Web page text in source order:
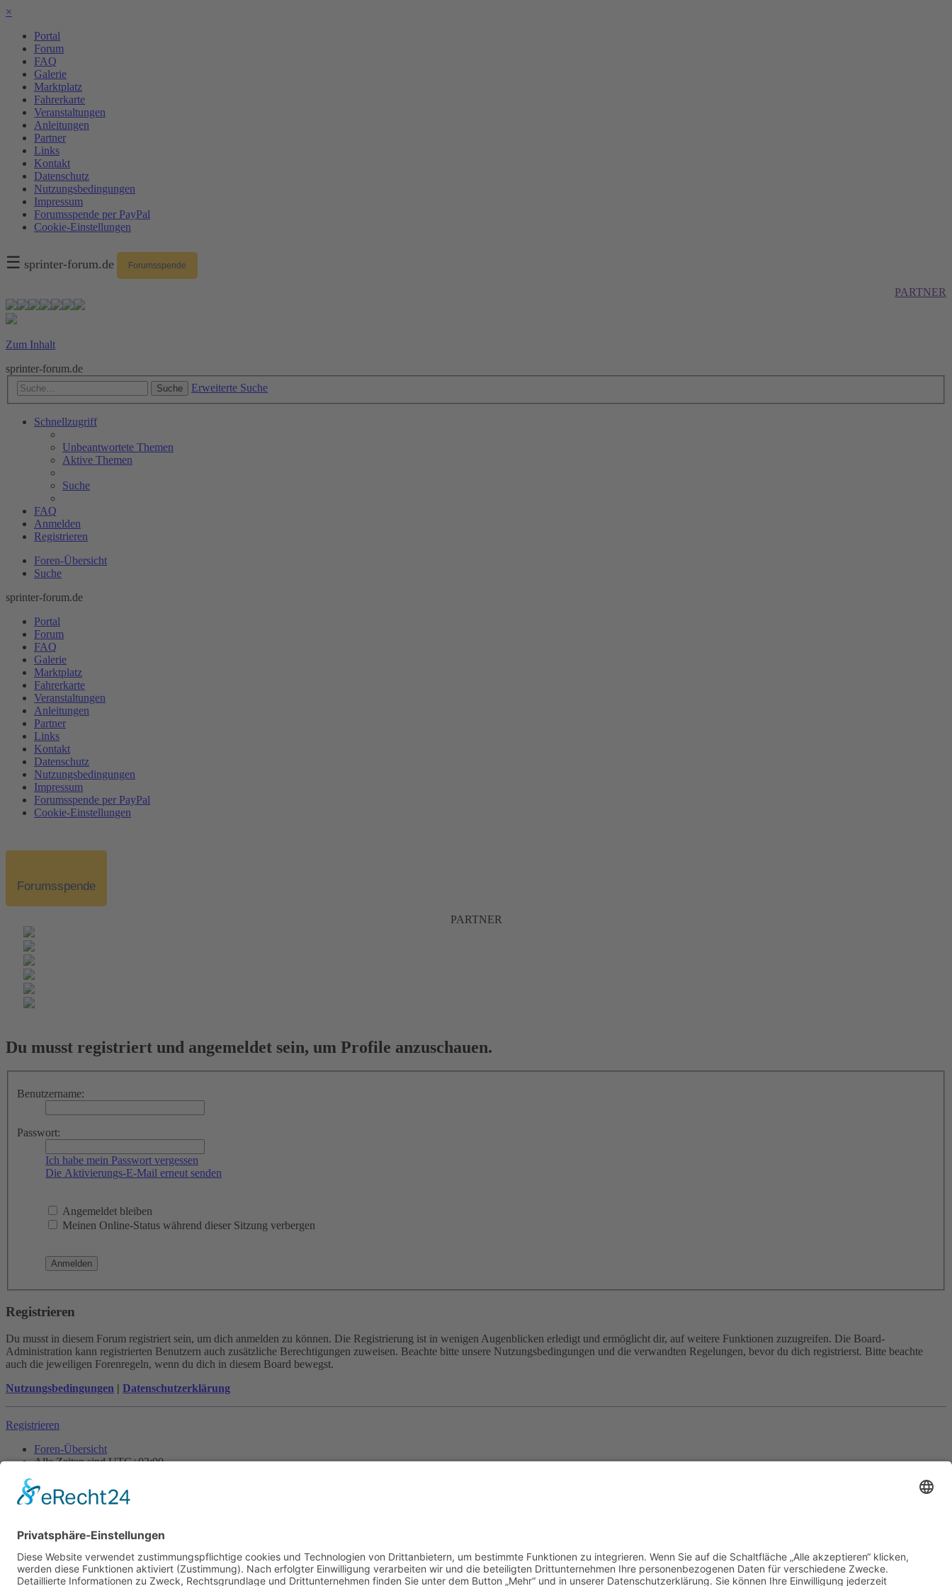
×
Portal
Forum
FAQ
Galerie
Marktplatz
Fahrerkarte
Veranstaltungen
Anleitungen
Partner
Links
Kontakt
Datenschutz
Nutzungsbedingungen
Impressum
Forumsspende per PayPal
Cookie-Einstellungen
☰ sprinter-forum.de Forumsspende
PARTNER
Zum Inhalt
sprinter-forum.de
Suche Erweiterte Suche
Schnellzugriff
Unbeantwortete Themen
Aktive Themen
Suche
FAQ
Anmelden
Registrieren
Foren-Übersicht
Suche
sprinter-forum.de
Portal
Forum
FAQ
Galerie
Marktplatz
Fahrerkarte
Veranstaltungen
Anleitungen
Partner
Links
Kontakt
Datenschutz
Nutzungsbedingungen
Impressum
Forumsspende per PayPal
Cookie-Einstellungen
Forumsspende
PARTNER
Du musst registriert und angemeldet sein, um Profile anzuschauen.
Benutzername:
Passwort:
Ich habe mein Passwort vergessen
Die Aktivierungs-E-Mail erneut senden
Angemeldet bleiben
Meinen Online-Status während dieser Sitzung verbergen
Registrieren
Du musst in diesem Forum registriert sein, um dich anmelden zu können. Die Registrierung ist in wenigen Augenblicken erledigt und ermöglicht dir, auf weitere Funktionen zuzugreifen. Die Board-
Administration kann registrierten Benutzern auch zusätzliche Berechtigungen zuweisen. Beachte bitte unsere Nutzungsbedingungen und die verwandten Regelungen, bevor du dich registrierst. Bitte beachte
auch die jeweiligen Forenregeln, wenn du dich in diesem Board bewegst.
Nutzungsbedingungen | Datenschutzerklärung
Registrieren
Foren-Übersicht
Alle Zeiten sindUTC+02:00
Powered byphpBB® Forum Software © phpBB Limited
Datenschutz |Nutzungsbedingungen